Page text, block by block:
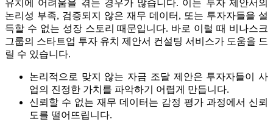
유치에 어려움을 겪는 경우가 많습니다. 이는 투자 제안서의
논리성 부족, 검증되지 않은 재무 데이터, 또는 투자자들을 설
득할 수 없는 성장 스토리 때문입니다. 바로 이럴 때 비나스크
그룹의 스타트업 투자 유치 제안서 컨설팅 서비스가 도움을 드
릴 수 있습니다.
논리적으로 맞지 않는 자금 조달 제안은 투자자들이 사
업의 진정한 가치를 파악하기 어렵게 만듭니다.
신뢰할 수 없는 재무 데이터는 감정 평가 과정에서 신뢰
도를 떨어뜨립니다.